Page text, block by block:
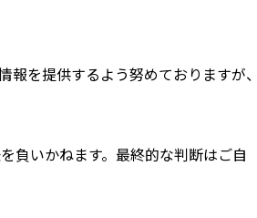
報を提供するよう努めておりますが
負いかねます。最終的な判断はご自